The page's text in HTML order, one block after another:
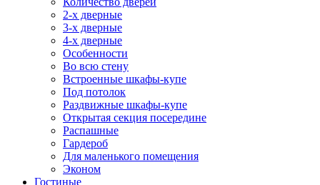
2-х дверные
3-х дверные
4-х дверные
Особенности
Во всю стену
Встроенные шкафы-купе
Под потолок
Раздвижные шкафы-купе
Открытая секция посередине
Распашные
Гардероб
Для маленького помещения
Эконом
Гостиные